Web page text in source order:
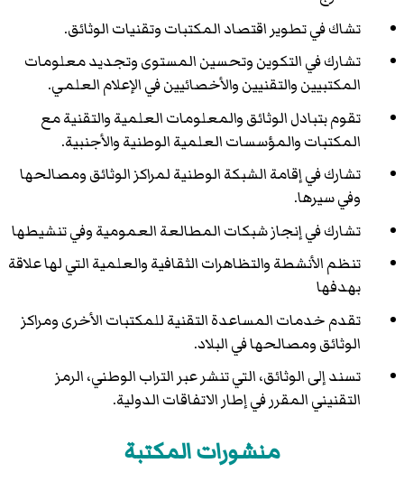
تشاك في تطوير اقتصاد المكتبات وتقنيات الوثائق.
تشارك في التكوين وتحسين المستوى وتجديد معلومات
المكتبيين والتقنيين والأخصائيين في الإعلام العلمي.
تقوم بتبادل الوثائق والمعلومات العلمية والتقنية مع
المكتبات والمؤسسات العلمية الوطنية والأجنبية.
تشارك في إقامة الشبكة الوطنية لمراكز الوثائق ومصالحها
وفي سيرها.
تشارك في إنجاز شبكات المطالعة العمومية وفي تنشيطها
تنظم الأنشطة والتظاهرات الثقافية والعلمية التي لها علاقة
بهدفها
تقدم خدمات المساعدة التقنية للمكتبات الأخرى ومراكز
الوثائق ومصالحها في البلاد.
تسند إلى الوثائق، التي تنشر عبر التراب الوطني، الرمز
التقنيني المقرر في إطار الاتفاقات الدولية.
منشورات المكتبة